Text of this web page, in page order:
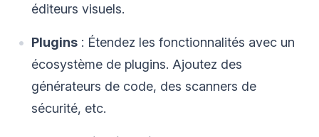
éditeurs visuels.
Plugins : Étendez les fonctionnalités avec un
écosystème de plugins. Ajoutez des
générateurs de code, des scanners de
sécurité, etc.